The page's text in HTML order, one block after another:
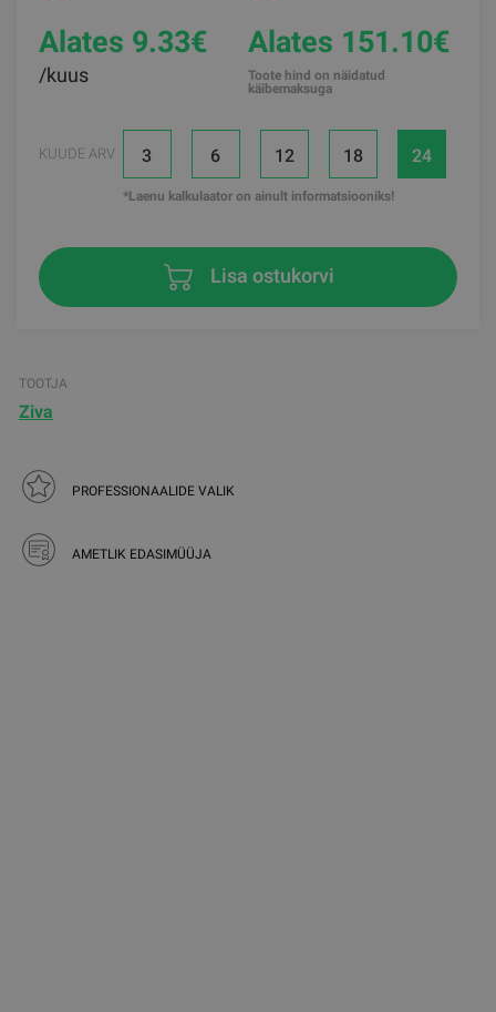
Alates 9.33€
/kuus
Alates 151.10€
Toote hind on näidatud
käibemaksuga
KUUDE ARV 3 6 12 18 24
*Laenu kalkulaator on ainult informatsiooniks!
Lisa ostukorvi
TOOTJA
Ziva
PROFESSIONAALIDE VALIK
AMETLIK EDASIMÜÜJA